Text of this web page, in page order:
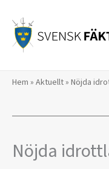
innehåll
Hem » Aktuellt» Nöjda
Nöjda